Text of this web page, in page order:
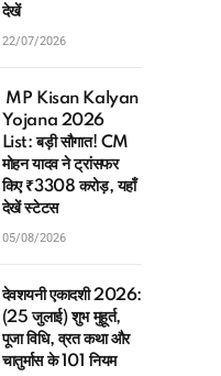
देखें
22/07/2026
MP Kisan Kalyan
Yojana 2026
List: बड़ी सौगात! CM
मोहन यादव ने ट्रांसफर
किए ₹3308 करोड़, यहाँ
देखें स्टेटस
05/08/2026
देवशयनी एकादशी 2026:
(25 जुलाई) शुभ मुहूर्त,
पूजा विधि, व्रत कथा और
चातुर्मास के 101 नियम